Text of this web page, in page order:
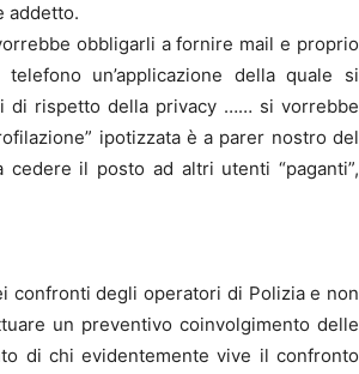
addetto.
obbligarli a fornire mail e proprio
un’applicazione della quale si
di rispetto della privacy …… si vorrebbe
ipotizzata è a parer nostro del
il posto ad altri utenti “paganti”,
confronti degli operatori di Polizia e non
un preventivo coinvolgimento delle
di chi evidentemente vive il confronto